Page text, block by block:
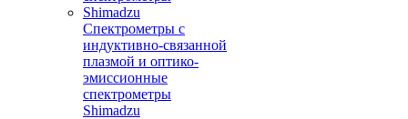
Спектрометры с
индуктивно-связанной
плазмой и оптико-
эмиссионные
спектрометры
Shimadzu